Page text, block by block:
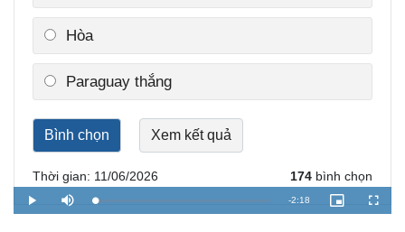
Infographic
Hòa
Paraguay thắng
Thời gian: 11/06/2026 174 bình chọn
P
l
M
u
L
o
R
-2:18
P
i
F
u